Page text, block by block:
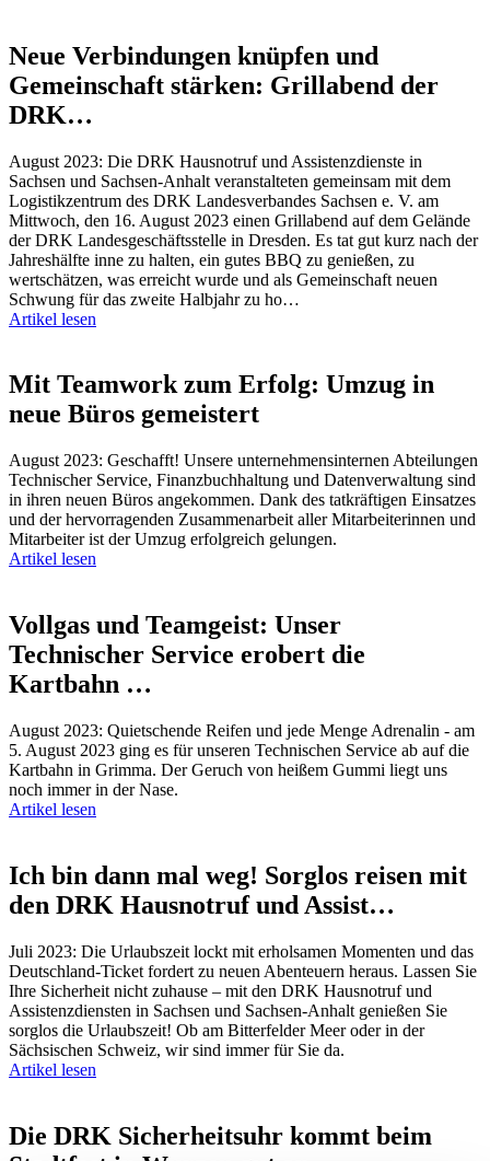
Neue Verbindungen knüpfen und
Gemeinschaft stärken: Grillabend der
DRK…
August 2023: Die DRK Hausnotruf und Assistenzdienste in
Sachsen und Sachsen-Anhalt veranstalteten gemeinsam mit dem
Logistikzentrum des DRK Landesverbandes Sachsen e. V. am
Mittwoch, den 16. August 2023 einen Grillabend auf dem Gelände
der DRK Landesgeschäftsstelle in Dresden. Es tat gut kurz nach der
Jahreshälfte inne zu halten, ein gutes BBQ zu genießen, zu
wertschätzen, was erreicht wurde und als Gemeinschaft neuen
Schwung für das zweite Halbjahr zu ho…
Artikel lesen
Mit Teamwork zum Erfolg: Umzug in
neue Büros gemeistert
August 2023: Geschafft! Unsere unternehmensinternen Abteilungen
Technischer Service, Finanzbuchhaltung und Datenverwaltung sind
in ihren neuen Büros angekommen. Dank des tatkräftigen Einsatzes
und der hervorragenden Zusammenarbeit aller Mitarbeiterinnen und
Mitarbeiter ist der Umzug erfolgreich gelungen.
Artikel lesen
Vollgas und Teamgeist: Unser
Technischer Service erobert die
Kartbahn …
August 2023: Quietschende Reifen und jede Menge Adrenalin - am
5. August 2023 ging es für unseren Technischen Service ab auf die
Kartbahn in Grimma. Der Geruch von heißem Gummi liegt uns
noch immer in der Nase.
Artikel lesen
Ich bin dann mal weg! Sorglos reisen mit
den DRK Hausnotruf und Assist…
Juli 2023: Die Urlaubszeit lockt mit erholsamen Momenten und das
Deutschland-Ticket fordert zu neuen Abenteuern heraus. Lassen Sie
Ihre Sicherheit nicht zuhause – mit den DRK Hausnotruf und
Assistenzdiensten in Sachsen und Sachsen-Anhalt genießen Sie
sorglos die Urlaubszeit! Ob am Bitterfelder Meer oder in der
Sächsischen Schweiz, wir sind immer für Sie da.
Artikel lesen
Die DRK Sicherheitsuhr kommt beim